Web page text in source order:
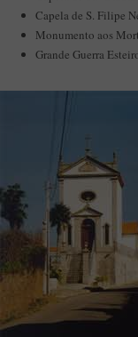
Capela de S. Filipe
Monumento aos
Grande Guerra